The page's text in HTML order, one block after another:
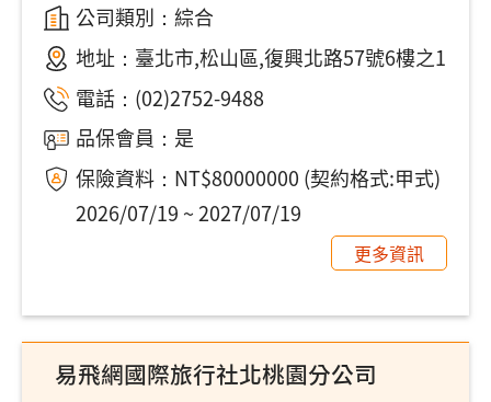
公司類別：綜合
地址： 臺北市,松山區,復興北路57號6樓之1
電話： (02)2752-9488
品保會員：是
保險資料：NT$80000000 (契約格式:甲式)
2026/07/19 ~ 2027/07/19
更多資訊
易飛網國際旅行社北桃園分公司